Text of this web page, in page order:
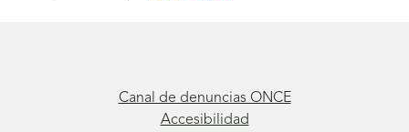
Canal de denuncias ONCE
Accesibilidad